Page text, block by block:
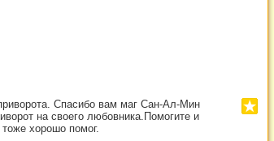
Спасибо вам маг Сан-Ал-Мин
на своего любовника.Помогите и
хорошо помог.